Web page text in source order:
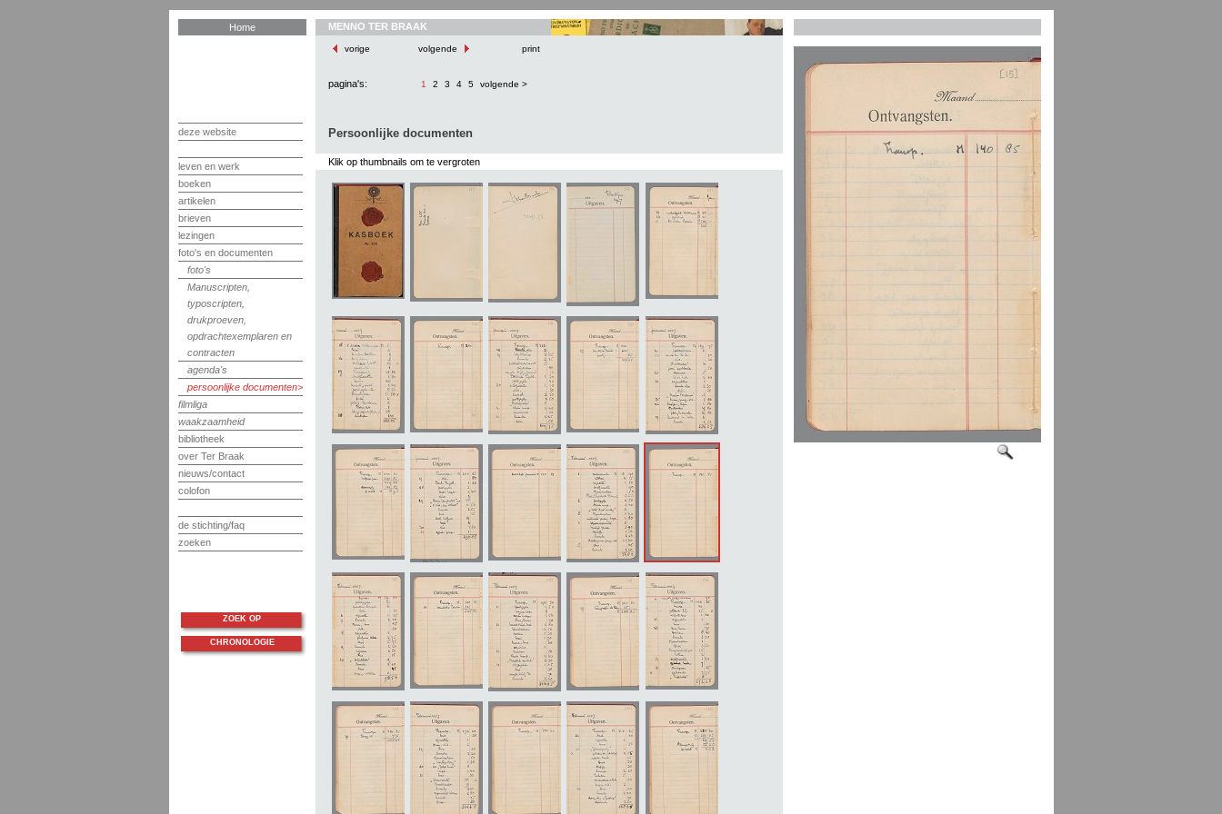
Home
deze website
leven en werk
boeken
artikelen
brieven
lezingen
foto's en documenten
foto's
Manuscripten,
typoscripten,
drukproeven,
opdrachtexemplaren en
contracten
agenda's
persoonlijke documenten
filmliga
waakzaamheid
bibliotheek
over Ter Braak
nieuws/contact
colofon
de stichting/faq
zoeken
MENNO TER BRAAK
vorige volgende print
pagina's: 1 2 3 4 5 volgende >
Persoonlijke documenten
Klik op thumbnails om te vergroten
ZOEK OP
CHRONOLOGIE